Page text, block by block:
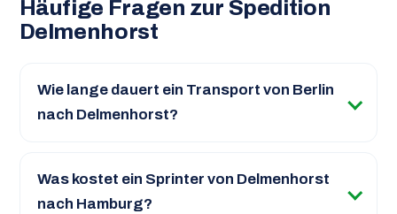
Häufige Fragen zur Spedition
Delmenhorst
Wie lange dauert ein Transport von Berlin
nach Delmenhorst?
Was kostet ein Sprinter von Delmenhorst
nach Hamburg?